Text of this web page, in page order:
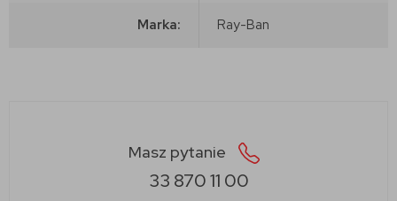
Marka: Ray-Ban
Masz pytanie
33 870 11 00